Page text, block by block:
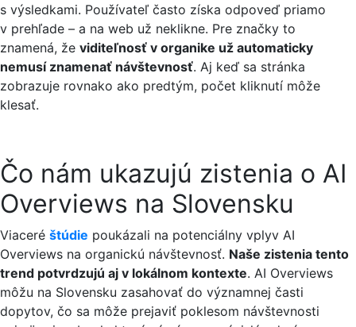
s výsledkami. Používateľ často získa odpoveď priamo
v prehľade – a na web už neklikne. Pre značky to
znamená, že viditeľnosť v organike už automaticky
nemusí znamenať návštevnosť. Aj keď sa stránka
zobrazuje rovnako ako predtým, počet kliknutí môže
klesať.
Čo nám ukazujú zistenia o AI
Overviews na Slovensku
Viaceré štúdie poukázali na potenciálny vplyv AI
Overviews na organickú návštevnosť. Naše zistenia tento
trend potvrdzujú aj v lokálnom kontexte. AI Overviews
môžu na Slovensku zasahovať do významnej časti
dopytov, čo sa môže prejaviť poklesom návštevnosti